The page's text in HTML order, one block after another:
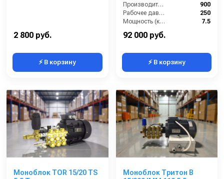
2 800 руб.
⚡ В корзину
Производительность (л/ч):
900
Рабочее давление (бар):
250
Мощность (кВт):
7.5
92 000 руб.
⚡ В корзину
Моноблок TOR 15/20 TS
Моноблок Тритон B